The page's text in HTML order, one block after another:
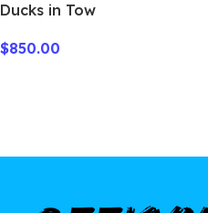
Ducks in Tow
$850.00